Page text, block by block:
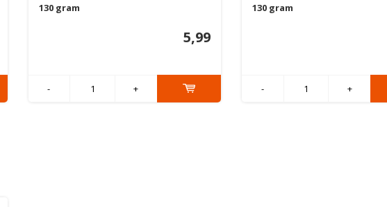
130 gram
5,99
- +
130 gram
- +